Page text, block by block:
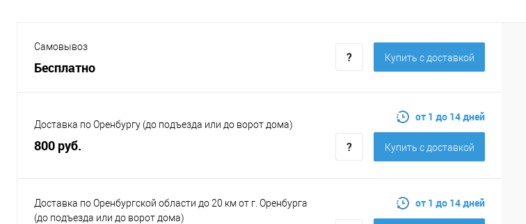
Самовывоз
Бесплатно
Купить c доставкой
Доставка по Оренбургу (до подъезда или до ворот дома)
800 руб.
от 1 до 14 дней
Купить c доставкой
Доставка по Оренбургской области до 20 км от г. Оренбурга
(до подъезда или до ворот дома)
от 1 до 14 дней